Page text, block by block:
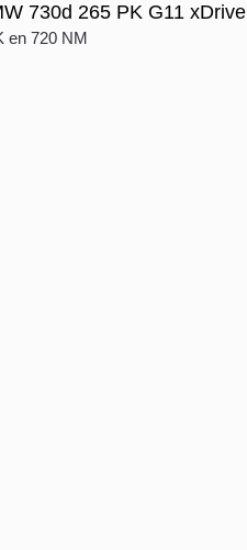
730d 265 PK G11 xDrive
en 720 NM